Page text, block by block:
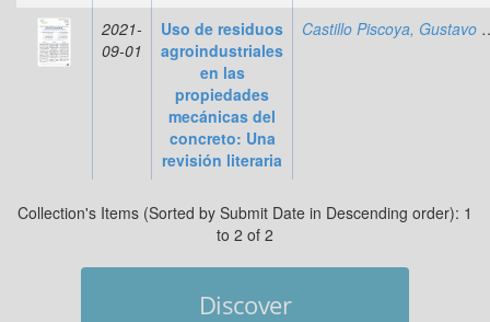
2021-
09-01
Uso de residuos
agroindustriales
en las
propiedades
mecánicas del
concreto: Una
revisión literaria
Castillo
Collection's Items (Sorted by Submit Date in Descending order): 1
to 2 of 2
Discover